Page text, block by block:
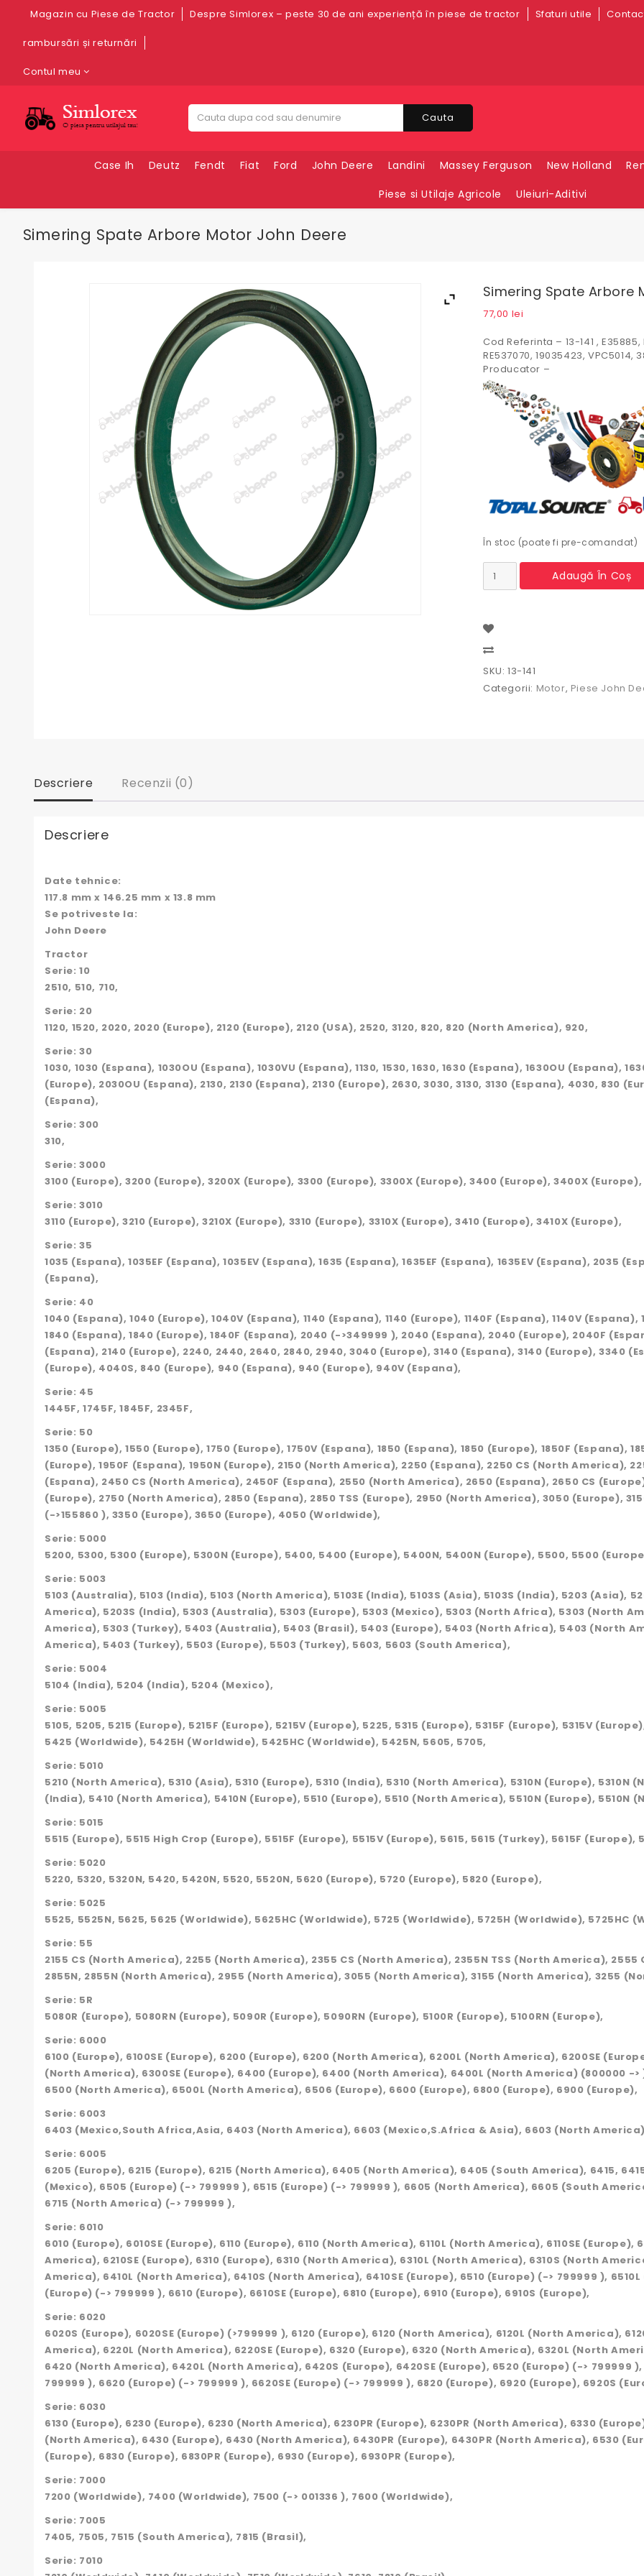
Magazin cu Piese de Tractor Despre Simlorex – peste 30 de ani experiență în piese de tractor Sfaturi utile
rambursări și returnări
Contul meu
Cauta
Case Ih Deutz Fendt Fiat Ford John Deere Landini Massey Ferguson New Holland
Piese si Utilaje Agricole
Uleiuri-Aditivi
Simering Spate Arbore Motor John Deere
Simering Spate Arbore
77,00 lei
Cod Referinta – 13-141 , E35885,
RE537070, 19035423, VPC5014,
Producator –
În stoc (poate fi pre-comandat)
Cantitate
Simering
motor
John
Deere
Adaugă În Coș
SKU: 13-141
Categorii: Motor, Piese John
Descriere Recenzii (0)
Descriere
Date tehnice:
117.8 mm x 146.25 mm x 13.8 mm
Se potriveste la:
John Deere
Tractor
Serie: 10
2510, 510, 710,
Serie: 20
1120, 1520, 2020, 2020 (Europe), 2120 (Europe), 2120 (USA), 2520, 3120, 820, 820 (North America), 920,
Serie: 30
1030, 1030 (Espana), 1030OU (Espana), 1030VU (Espana), 1130, 1530, 1630, 1630 (Espana), 1630OU (Espana),
(Europe), 2030OU (Espana), 2130, 2130 (Espana), 2130 (Europe), 2630, 3030, 3130, 3130 (Espana), 4030, 830
(Espana),
Serie: 300
310,
Serie: 3000
3100 (Europe), 3200 (Europe), 3200X (Europe), 3300 (Europe), 3300X (Europe), 3400 (Europe), 3400X (Europe),
Serie: 3010
3110 (Europe), 3210 (Europe), 3210X (Europe), 3310 (Europe), 3310X (Europe), 3410 (Europe), 3410X (Europe),
Serie: 35
1035 (Espana), 1035EF (Espana), 1035EV (Espana), 1635 (Espana), 1635EF (Espana), 1635EV (Espana), 2035
(Espana),
Serie: 40
1040 (Espana), 1040 (Europe), 1040V (Espana), 1140 (Espana), 1140 (Europe), 1140F (Espana), 1140V
1840 (Espana), 1840 (Europe), 1840F (Espana), 2040 (->349999 ), 2040 (Espana), 2040 (Europe), 2040F
(Espana), 2140 (Europe), 2240, 2440, 2640, 2840, 2940, 3040 (Europe), 3140 (Espana), 3140 (Europe), 3340
(Europe), 4040S, 840 (Europe), 940 (Espana), 940 (Europe), 940V (Espana),
Serie: 45
1445F, 1745F, 1845F, 2345F,
Serie: 50
1350 (Europe), 1550 (Europe), 1750 (Europe), 1750V (Espana), 1850 (Espana), 1850 (Europe), 1850F (Espana),
(Europe), 1950F (Espana), 1950N (Europe), 2150 (North America), 2250 (Espana), 2250 CS (North America),
(Espana), 2450 CS (North America), 2450F (Espana), 2550 (North America), 2650 (Espana), 2650 CS
(Europe), 2750 (North America), 2850 (Espana), 2850 TSS (Europe), 2950 (North America), 3050 (Europe),
(->155860 ), 3350 (Europe), 3650 (Europe), 4050 (Worldwide),
Serie: 5000
5200, 5300, 5300 (Europe), 5300N (Europe), 5400, 5400 (Europe), 5400N, 5400N (Europe), 5500, 5500
Serie: 5003
5103 (Australia), 5103 (India), 5103 (North America), 5103E (India), 5103S (Asia), 5103S (India), 5203 (Asia),
America), 5203S (India), 5303 (Australia), 5303 (Europe), 5303 (Mexico), 5303 (North Africa), 5303 (North
America), 5303 (Turkey), 5403 (Australia), 5403 (Brasil), 5403 (Europe), 5403 (North Africa), 5403 (North
America), 5403 (Turkey), 5503 (Europe), 5503 (Turkey), 5603, 5603 (South America),
Serie: 5004
5104 (India), 5204 (India), 5204 (Mexico),
Serie: 5005
5105, 5205, 5215 (Europe), 5215F (Europe), 5215V (Europe), 5225, 5315 (Europe), 5315F (Europe), 5315V
5425 (Worldwide), 5425H (Worldwide), 5425HC (Worldwide), 5425N, 5605, 5705,
Serie: 5010
5210 (North America), 5310 (Asia), 5310 (Europe), 5310 (India), 5310 (North America), 5310N (Europe), 5310N
(India), 5410 (North America), 5410N (Europe), 5510 (Europe), 5510 (North America), 5510N (Europe), 5510N
Serie: 5015
5515 (Europe), 5515 High Crop (Europe), 5515F (Europe), 5515V (Europe), 5615, 5615 (Turkey), 5615F (Europe),
Serie: 5020
5220, 5320, 5320N, 5420, 5420N, 5520, 5520N, 5620 (Europe), 5720 (Europe), 5820 (Europe),
Serie: 5025
5525, 5525N, 5625, 5625 (Worldwide), 5625HC (Worldwide), 5725 (Worldwide), 5725H (Worldwide), 5725HC
Serie: 55
2155 CS (North America), 2255 (North America), 2355 CS (North America), 2355N TSS (North America),
2855N, 2855N (North America), 2955 (North America), 3055 (North America), 3155 (North America), 3255
Serie: 5R
5080R (Europe), 5080RN (Europe), 5090R (Europe), 5090RN (Europe), 5100R (Europe), 5100RN (Europe),
Serie: 6000
6100 (Europe), 6100SE (Europe), 6200 (Europe), 6200 (North America), 6200L (North America), 6200SE
(North America), 6300SE (Europe), 6400 (Europe), 6400 (North America), 6400L (North America) (800000 ->
6500 (North America), 6500L (North America), 6506 (Europe), 6600 (Europe), 6800 (Europe), 6900 (Europe),
Serie: 6003
6403 (Mexico,South Africa,Asia, 6403 (North America), 6603 (Mexico,S.Africa & Asia), 6603 (North
Serie: 6005
6205 (Europe), 6215 (Europe), 6215 (North America), 6405 (North America), 6405 (South America), 6415,
(Mexico), 6505 (Europe) (-> 799999 ), 6515 (Europe) (-> 799999 ), 6605 (North America), 6605 (South
6715 (North America) (-> 799999 ),
Serie: 6010
6010 (Europe), 6010SE (Europe), 6110 (Europe), 6110 (North America), 6110L (North America), 6110SE
America), 6210SE (Europe), 6310 (Europe), 6310 (North America), 6310L (North America), 6310S (North
America), 6410L (North America), 6410S (North America), 6410SE (Europe), 6510 (Europe) (-> 799999 ),
(Europe) (-> 799999 ), 6610 (Europe), 6610SE (Europe), 6810 (Europe), 6910 (Europe), 6910S (Europe),
Serie: 6020
6020S (Europe), 6020SE (Europe) (>799999 ), 6120 (Europe), 6120 (North America), 6120L (North America),
America), 6220L (North America), 6220SE (Europe), 6320 (Europe), 6320 (North America), 6320L (North
6420 (North America), 6420L (North America), 6420S (Europe), 6420SE (Europe), 6520 (Europe) (-> 799999
799999 ), 6620 (Europe) (-> 799999 ), 6620SE (Europe) (-> 799999 ), 6820 (Europe), 6920 (Europe), 6920S
Serie: 6030
6130 (Europe), 6230 (Europe), 6230 (North America), 6230PR (Europe), 6230PR (North America), 6330
(North America), 6430 (Europe), 6430 (North America), 6430PR (Europe), 6430PR (North America), 6530
(Europe), 6830 (Europe), 6830PR (Europe), 6930 (Europe), 6930PR (Europe),
Serie: 7000
7200 (Worldwide), 7400 (Worldwide), 7500 (-> 001336 ), 7600 (Worldwide),
Serie: 7005
7405, 7505, 7515 (South America), 7815 (Brasil),
Serie: 7010